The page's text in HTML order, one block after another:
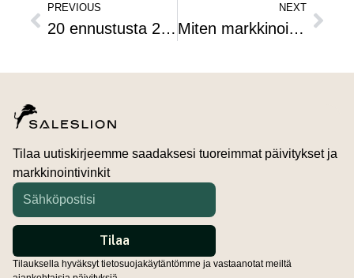
PREVIOUS
20 ennustusta 2013 digitaaliseen markkinointiin
NEXT
Miten markkinoidaan yritykselle sosiaalisessa mediassa?
Tilaa uutiskirjeemme saadaksesi tuoreimmat päivitykset ja
markkinointivinkit
Tilauksella hyväksyt tietosuojakäytäntömme ja vastaanotat meiltä